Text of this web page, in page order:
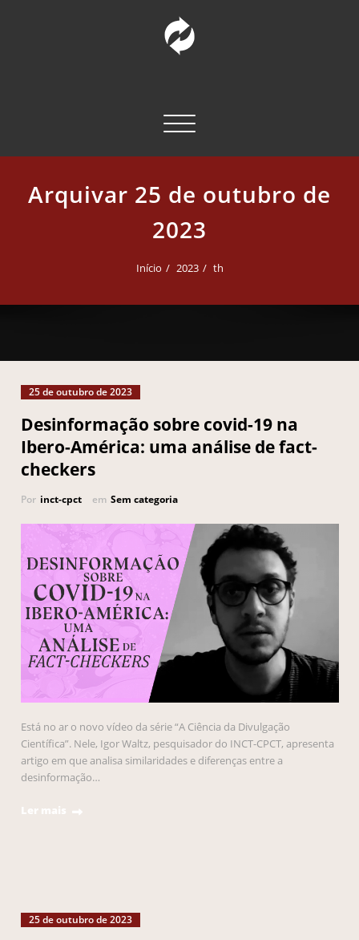
Alternar navegação
Arquivar 25 de outubro de
2023
Início 2023 th
25 de outubro de 2023
Desinformação sobre covid-19 na
Ibero-América: uma análise de fact-
checkers
Por inct-cpct em Sem categoria
Está no ar o novo vídeo da série “A Ciência da Divulgação
Científica”. Nele, Igor Waltz, pesquisador do INCT-CPCT, apresenta
artigo em que analisa similaridades e diferenças entre a
desinformação…
Ler mais
25 de outubro de 2023